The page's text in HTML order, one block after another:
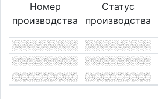
Номер
производства
Статус
производства